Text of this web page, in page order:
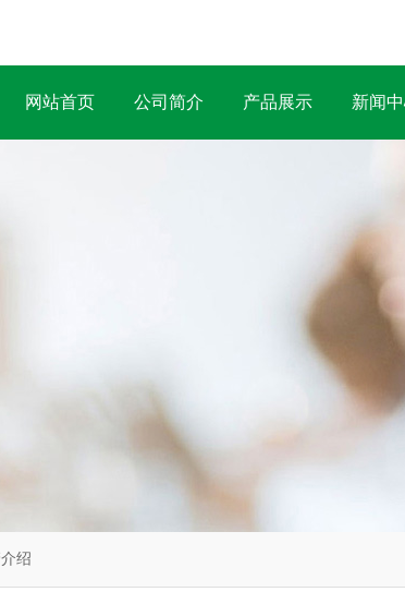
网站首页 公司简介 产品展示 新闻
绍